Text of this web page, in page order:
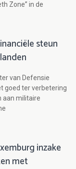
Zone” in de
steun
van Defensie
goed ter verbetering
aan militaire
inzake
met